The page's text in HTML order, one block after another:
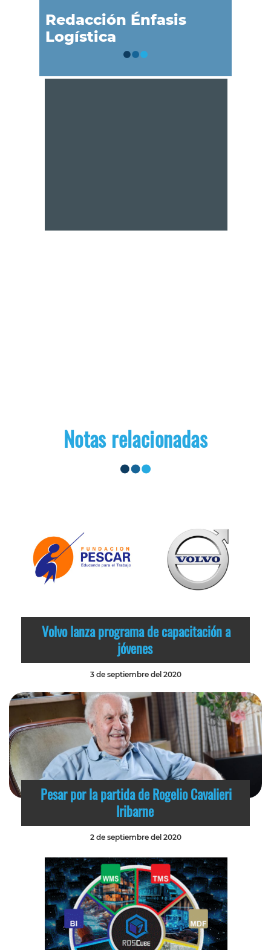
Redacción Énfasis
Logística
Notas relacionadas
Volvo lanza programa de capacitación a
jóvenes
3 de septiembre del 2020
Pesar por la partida de Rogelio Cavalieri
Iribarne
2 de septiembre del 2020